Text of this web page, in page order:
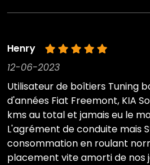
Henry
12-06-2023
Utilisateur de boîtiers Tuning
d'années Fiat Freemont, KIA
kms au total et jamais eu le
L'agrément de conduite mais
consommation en roulant
placement vite amorti de nos